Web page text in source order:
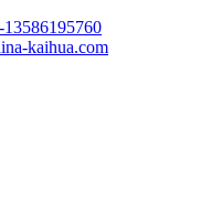
kaihua.com